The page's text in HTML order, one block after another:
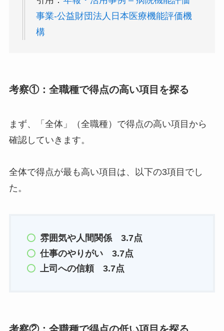
事業-公益財団法人日本医療機能評価機
構
考察①：全職種で得点の高い項目を探る
まず、「全体」（全職種）で得点の高い項目から
確認していきます。
全体で得点が最も高い項目は、以下の3項目でし
た。
雰囲気や人間関係 3.7点
仕事のやりがい 3.7点
上司への信頼 3.7点
考察②：全職種で得点の低い項目を探る